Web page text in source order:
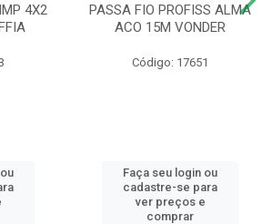
4X2
PASSA FIO PROFISS ALMA
ACO 15M VONDER
Código: 17651
Faça seu login ou
cadastre-se para
ver preços e
comprar